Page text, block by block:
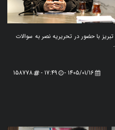
با حضور در تحریریه نصر به سوالات
1405/01/16 -
17:49 -
158778